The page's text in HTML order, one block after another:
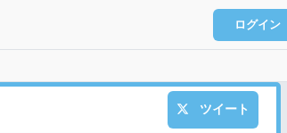
ログイン
ツイート